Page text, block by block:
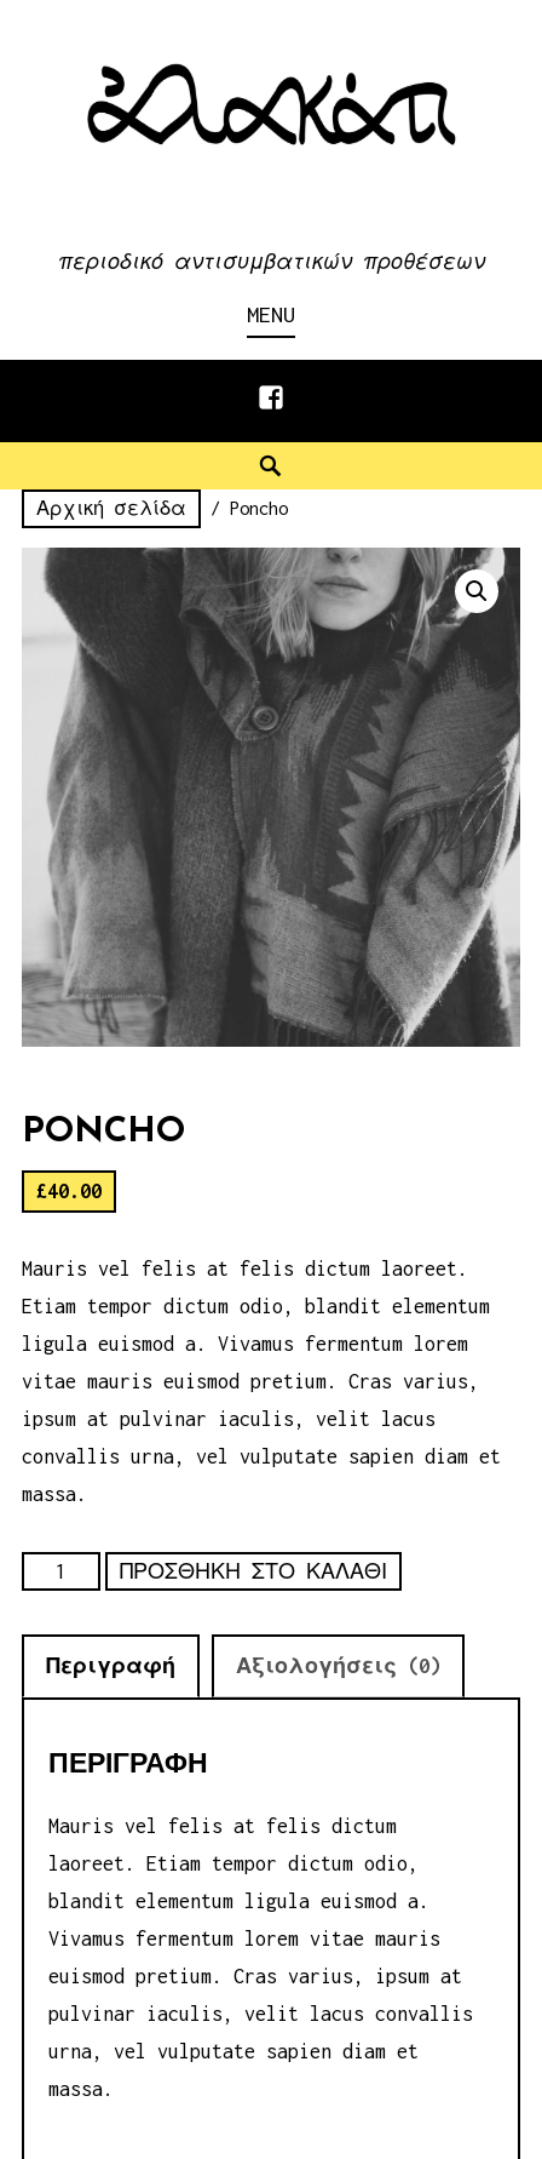
περιοδικό αντισυμβατικών προθέσεων
MENU
Facebook
Αρχική σελίδα / Poncho
PONCHO
£40.00
Mauris vel felis at felis dictum laoreet.
Etiam tempor dictum odio, blandit elementum
ligula euismod a. Vivamus fermentum lorem
vitae mauris euismod pretium. Cras varius,
ipsum at pulvinar iaculis, velit lacus
convallis urna, vel vulputate sapien diam et
massa.
Poncho
ΠΡΟΣΘΉΚΗ ΣΤΟ ΚΑΛΆΘΙ
Περιγραφή Αξιολογήσεις (0)
ΠΕΡΙΓΡΑΦΉ
Mauris vel felis at felis dictum
laoreet. Etiam tempor dictum odio,
blandit elementum ligula euismod a.
Vivamus fermentum lorem vitae mauris
euismod pretium. Cras varius, ipsum at
pulvinar iaculis, velit lacus convallis
urna, vel vulputate sapien diam et
massa.